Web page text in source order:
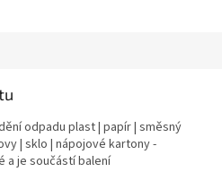
odpadu plast | papír | směsný
| sklo | nápojové kartony -
a je součástí balení